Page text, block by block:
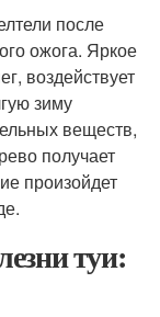
после
ожога. Яркое
воздействует
зиму
веществ,
получает
произойдет
туи: